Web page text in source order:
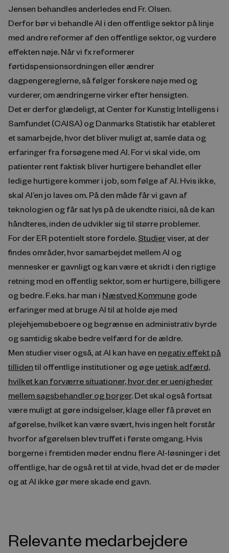
Jensen behandles anderledes end Fr. Olsen.
Derfor bør vi behandle AI i den offentlige sektor på linje
med andre reformer af den offentlige sektor, og vurdere
effekten nøje. Når vi fx reformerer
førtidspensionsordningen eller ændrer
dagpengereglerne, så følger forskere nøje med og
vurderer, om ændringerne virker efter hensigten.
Det er derfor glædeligt, at Center for Kunstig Intelligens i
Samfundet (CAISA) og Danmarks Statistik har etableret
et samarbejde, hvor det bliver muligt at, samle data og
erfaringer fra forsøgene med AI. For vi skal vide, om
patienter rent faktisk bliver hurtigere behandlet eller
ledige hurtigere kommer i job, som følge af AI. Hvis ikke,
skal AI’en jo laves om. På den måde får vi gavn af
teknologien og får sat lys på de ukendte risici, så de kan
håndteres, inden de udvikler sig til større problemer.
For der ER potentielt store fordele.Studierviser, at der
findes områder, hvor samarbejdet mellem AI og
mennesker er gavnligt og kan være et skridt i den rigtige
retning mod en offentlig sektor, som er hurtigere, billigere
og bedre. F.eks. har man i Næstved Kommunegode
erfaringer med at bruge AI til at holde øje med
plejehjemsbeboere og begrænse en administrativ byrde
og samtidig skabe bedre velfærd for de ældre.
Men studier viser også, at AI kan have en negativ effekt på
tillidentil offentlige institutioner og øgeuetisk adfærd,
hvilket kan forværre situationer, hvor der er uenigheder
mellem sagsbehandler og borger. Det skal også fortsat
være muligt at gøre indsigelser, klage eller få prøvet en
afgørelse, hvilket kan være svært, hvis ingen helt forstår
hvorfor afgørelsen blev truffet i første omgang. Hvis
borgerne i fremtiden møder endnu flere AI-løsninger i det
offentlige, har de også ret til at vide, hvad det er de møder
og at AI ikke gør mere skade end gavn.
Relevante medarbejdere